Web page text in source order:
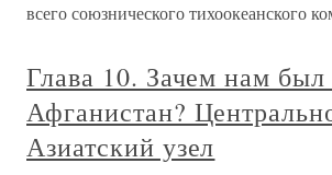
всего союзнического тихоокеанского
Глава 10. Зачем нам
Афганистан?
Азиатский узел